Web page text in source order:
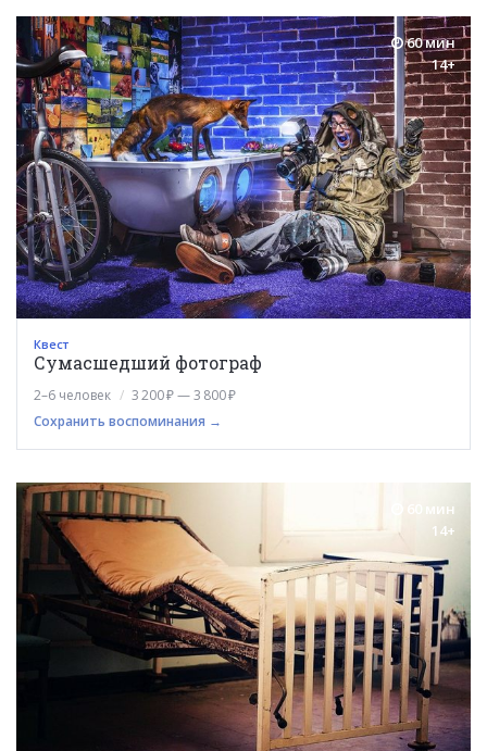
60 мин
14+
Квест
Сумасшедший фотограф
2–6 человек
3 200 ₽ — 3 800 ₽
Сохранить воспоминания →
60 мин
14+